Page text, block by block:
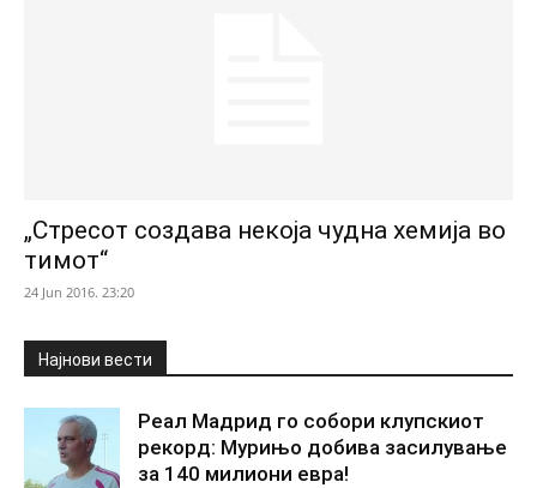
„Стресот создава некоја чудна хемија во
тимот“
24 Jun 2016. 23:20
Најнови вести
Реал Мадрид го собори клупскиот
рекорд: Мурињо добива засилување
за 140 милиони евра!